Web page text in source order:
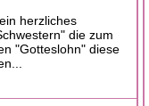
herzliches
die zum
"Gotteslohn" diese